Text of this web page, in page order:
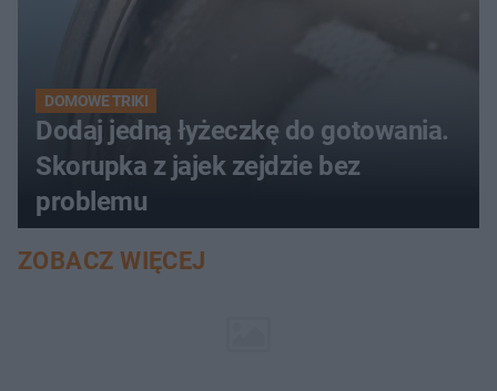
DOMOWE TRIKI
Dodaj jedną łyżeczkę do gotowania.
Skorupka z jajek zejdzie bez
problemu
ZOBACZ WIĘCEJ